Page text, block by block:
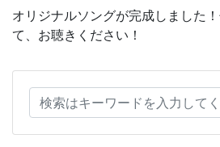
オリジナルソングが完成しました
て、お聴きください！